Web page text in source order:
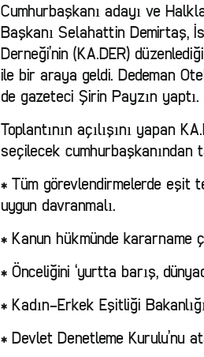
Cumhurbaşkanı adayı ve
Başkanı Selahattin Demirtaş,
Derneği’nin (KA.DER)
ile bir araya geldi. Dedeman
de gazeteci Şirin Payzın yaptı.
Toplantının açılışını yapan
seçilecek
* Tüm görevlendirmelerde eşit
uygun davranmalı.
* Kanun hükmünde kararname
* Önceliğini ‘yurtta barış,
* Kadın-Erkek Eşitliği
* Devlet Denetleme Kurulu’nu